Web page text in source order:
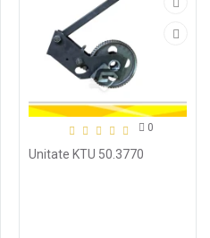
0
Unitate KTU 50.3770